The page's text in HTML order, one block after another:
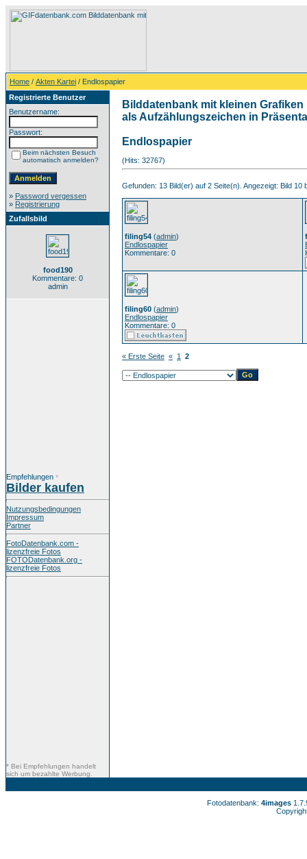
Home / Akten Kartei / Endlospapier
Registrierte Benutzer
Benutzername:
Passwort:
Beim nächsten Besuch
automatisch anmelden?
» Password vergessen
» Registrierung
Zufallsbild
food190
Kommentare: 0
admin
Empfehlungen *
Bilder kaufen
Nutzungsbedingungen
Impressum
Partner
FotoDatenbank.com -
lizenzfreie Fotos
FOTODatenbank.org -
lizenzfreie Fotos
* Bei Empfehlungen handelt
sich um bezahlte Werbung.
Bilddatenbank mit kleinen
als Aufzählungszeichen in
Endlospapier
(Hits: 32767)
Gefunden: 13 Bild(er) auf 2 Seite(n). Angezeigt: Bild 10
filing54 (admin)
Endlospapier
Kommentare: 0
filing60 (admin)
Endlospapier
Kommentare: 0
« Erste Seite « 1 2
Fotodatenbank: 4images